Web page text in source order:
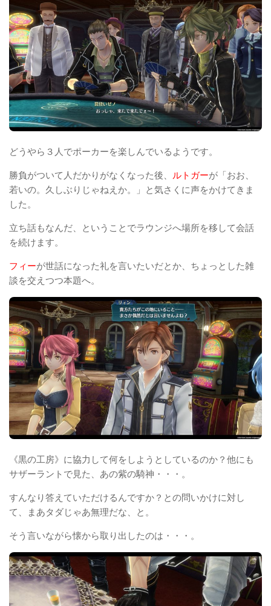
どうやら３人でポーカーを楽しんでいるようです。
勝負がついて人だかりがなくなった後、 ルトガーが「おお、
若いの。久しぶりじゃねえか。」と気さくに声をかけてきま
した。
立ち話もなんだ、ということでラウンジへ場所を移して会話
を続けます。
フィーが世話になった礼を言いたいだとか、ちょっとした雑
談を交えつつ本題へ。
《黒の工房》に協力して何をしようとしているのか？他にも
サザーラントで見た、あの紫の騎神・・・。
すんなり答えていただけるんですか？との問いかけに対し
て、まあタダじゃあ無理だな、と。
そう言いながら懐から取り出したのは・・・。